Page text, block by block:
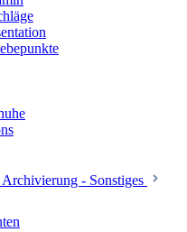
- Sonstiges